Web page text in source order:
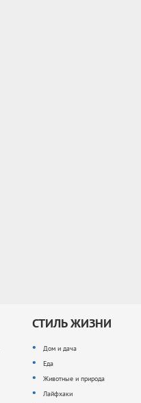
СТИЛЬ ЖИЗНИ
Дом и дача
Еда
Животные и природа
Лайфхаки